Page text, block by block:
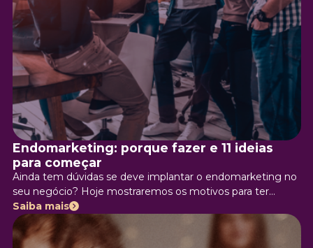
Endomarketing: porque fazer e 11 ideias
para começar
Ainda tem dúvidas se deve implantar o endomarketing no
seu negócio? Hoje mostraremos os motivos para ter
certeza e daremos ideias para começar agora mesmo.
Saiba mais